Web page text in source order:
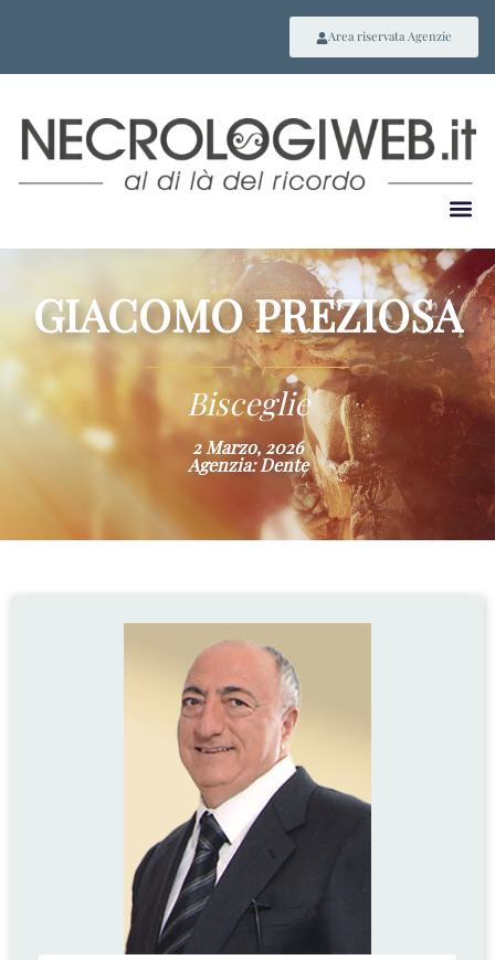
Area riservata Agenzie
GIACOMO PREZIOSA
~
Bisceglie
2 Marzo, 2026
Agenzia: Dente